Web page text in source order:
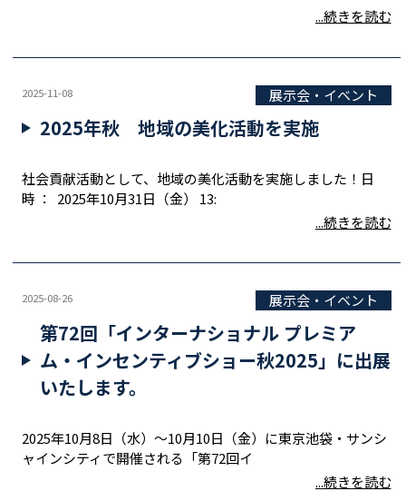
...続きを読む
2025-11-08
2025年秋 地域の美化活動を実施
展示会・イベント
社会貢献活動として、地域の美化活動を実施しました！日
時 ： 2025年10月31日（金） 13:
...続きを読む
2025-08-26
第72回「インターナショナル プレミア
ム・インセンティブショー秋2025」に出展
いたします。
展示会・イベント
2025年10月8日（水）～10月10日（金）に東京池袋・サンシ
ャインシティで開催される「第72回イ
...続きを読む